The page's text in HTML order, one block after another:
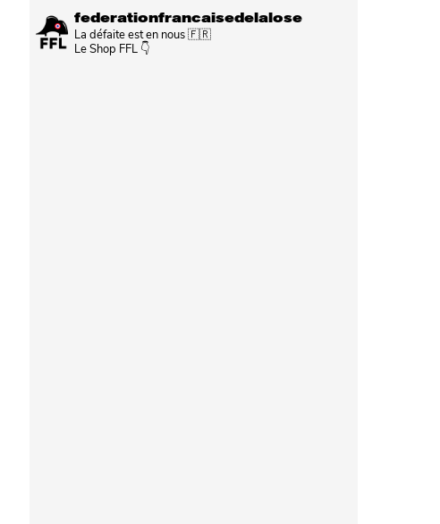
federationfrancaisedelalose
La défaite est en nous 🇫🇷
Le Shop FFL 👇